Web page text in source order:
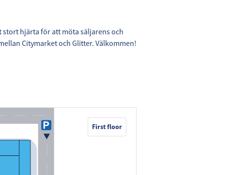
stort hjärta för att möta säljarens och
Citymarket och Glitter. Välkommen!
First floor